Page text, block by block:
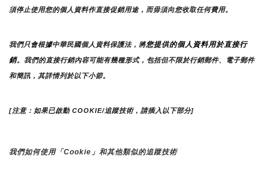
須停止使用您的個人資料作直接促銷用途，而毋須向您收取任何費用。
我們只會根據中華民國個人資料保護法，將您提供的個人資料用於直接行
銷。我們的直接行銷內容可能有幾種形式，包括但不限於行銷郵件、電子郵件
和簡訊，其詳情列於以下小節。
[注意：如果已啟動 COOKIE/追蹤技術，請插入以下部分]
我們如何使用「Cookie」和其他類似的追蹤技術